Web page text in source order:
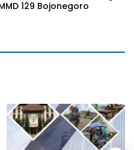
129 Bojonegoro